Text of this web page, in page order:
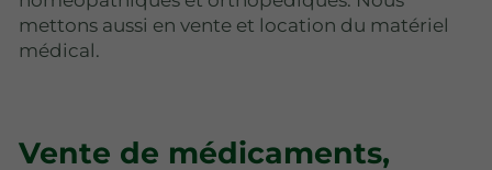
mettons aussi en vente et location du matériel
médical.
Vente de médicaments,